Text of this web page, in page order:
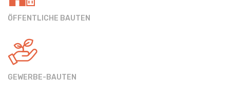
ÖFFENTLICHE BAUTEN
GEWERBE-BAUTEN